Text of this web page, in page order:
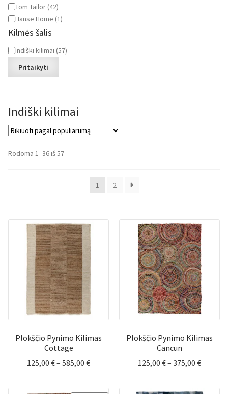
Indiški kilimai
Rodoma 1–36 iš 57Rūšiuojama
populiarumą
1
2
Plokščio Pynimo Kilimas
Cottage
125,00 €– 585,00 €Price
125,00 €
Plokščio Pynimo Kilimas
Cancun
125,00 €– 375,00 €Price
125,00 €
Tom Tailor (42)
Hanse Home (1)
Kilmės šalis
Kilmės
Indiški kilimai (57)
Pritaikyti